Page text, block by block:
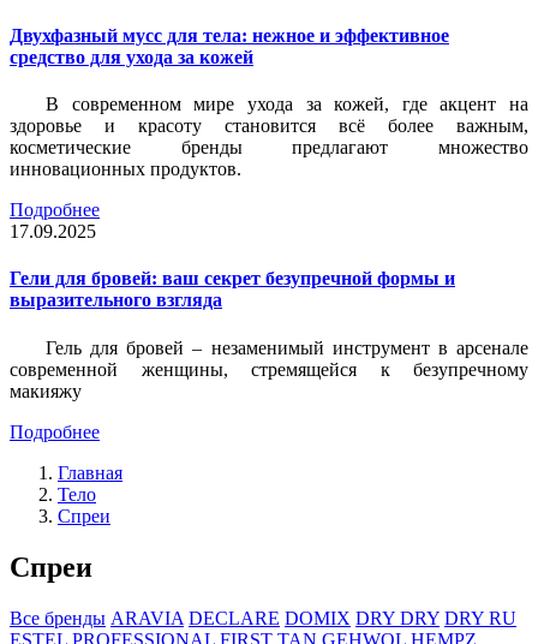
Двухфазный мусс для тела: нежное и эффективное
средство для ухода за кожей
В современном мире ухода за кожей, где акцент на
здоровье и красоту становится всё более важным,
косметические бренды предлагают множество
инновационных продуктов.
Подробнее
17.09.2025
Гели для бровей: ваш секрет безупречной формы и
выразительного взгляда
Гель для бровей – незаменимый инструмент в арсенале
современной женщины, стремящейся к безупречному
макияжу
Подробнее
Главная
Тело
Спреи
Спреи
Все бренды ARAVIA DECLARE DOMIX DRY DRY DRY RU
ESTEL PROFESSIONAL FIRST TAN GEHWOL HEMPZ